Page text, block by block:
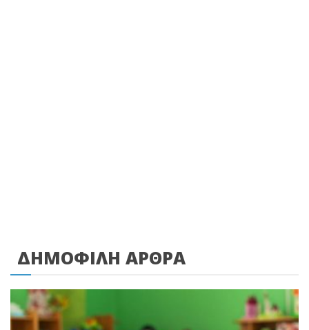
ΔΗΜΟΦΙΛΗ ΑΡΘΡΑ